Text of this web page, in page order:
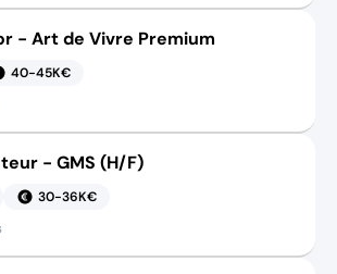
- Art de Vivre Premium
40-45K€
- GMS (H/F)
30-36K€